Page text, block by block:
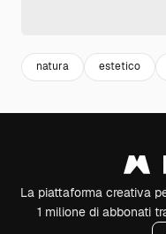
natura estetico
La piattaforma creativa
1 milione di abbonati